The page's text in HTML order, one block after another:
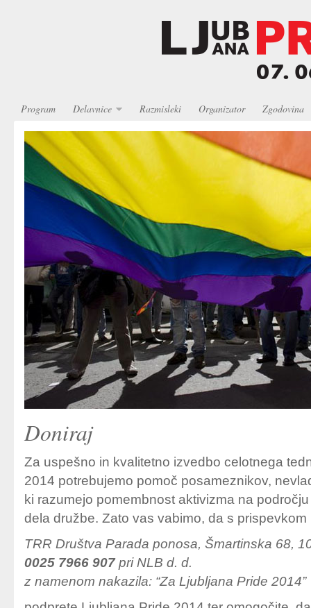
Program Delavnice Razmisleki Organizator Zgodovina
Doniraj
Za uspešno in kvalitetno izvedbo celotnega
2014 potrebujemo pomoč posameznikov,
ki razumejo pomembnost aktivizma na
dela družbe. Zato vas vabimo, da s prispevkom
TRR Društva Parada ponosa, Šmartinska 68,
0025 7966 907pri NLB d. d.
z namenom nakazila: “Za Ljubljana Pride 2014”